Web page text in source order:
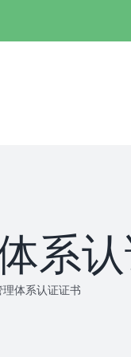
系
体系认证证书